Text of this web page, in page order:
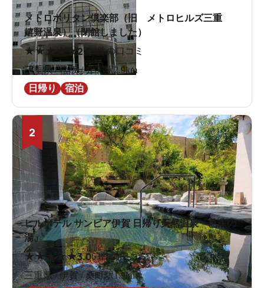
メトロポリタン倶楽部（旧 メトロヒルズ三重
嬉野温泉）（閉館しました）
★★ ★ ★2.8
9件の口コミ
三重県 / 松阪 / 井関駅2.9km
日帰り
宿泊
2
ヒルホテル サンピア伊賀 日帰り天然温泉「芭蕉の
湯」
★★ ★★★3.063件の口コミ
三重県 / 伊賀 / 桑町駅1.9km